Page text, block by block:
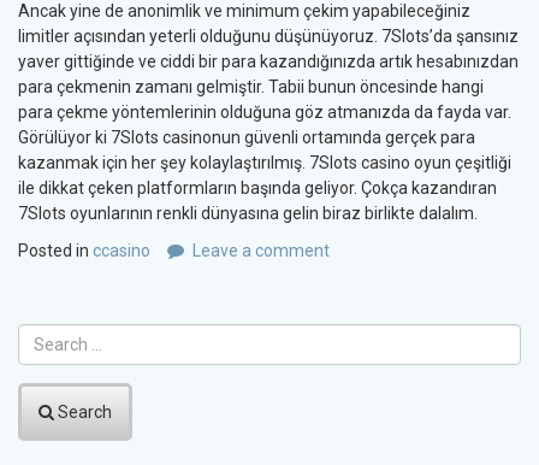
Ancak yine de anonimlik ve minimum çekim yapabileceğiniz
limitler açısından yeterli olduğunu düşünüyoruz. 7Slots’da şansınız
yaver gittiğinde ve ciddi bir para kazandığınızda artık hesabınızdan
para çekmenin zamanı gelmiştir. Tabii bunun öncesinde hangi
para çekme yöntemlerinin olduğuna göz atmanızda da fayda var.
Görülüyor ki 7Slots casinonun güvenli ortamında gerçek para
kazanmak için her şey kolaylaştırılmış. 7Slots casino oyun çeşitliği
ile dikkat çeken platformların başında geliyor. Çokça kazandıran
7Slots oyunlarının renkli dünyasına gelin biraz birlikte dalalım.
Posted in ccasino Leave a comment
Search